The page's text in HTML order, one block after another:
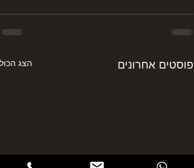
פוסטים אחרונים הצג הכול